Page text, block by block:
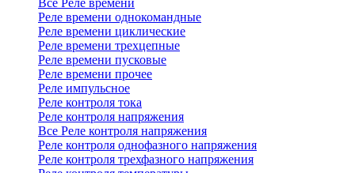
Все Реле времени
Реле времени однокомандные
Реле времени циклические
Реле времени трехцепные
Реле времени пусковые
Реле времени прочее
Реле импульсное
Реле контроля тока
Реле контроля напряжения
Все Реле контроля напряжения
Реле контроля однофазного напряжения
Реле контроля трехфазного напряжения